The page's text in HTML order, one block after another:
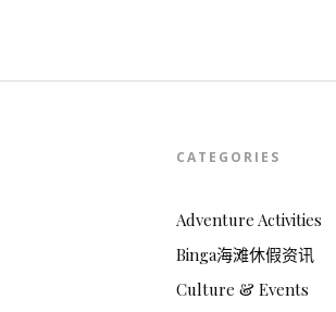
CATEGORIES
Adventure Activities
Binga海滩休假资讯
Culture & Events